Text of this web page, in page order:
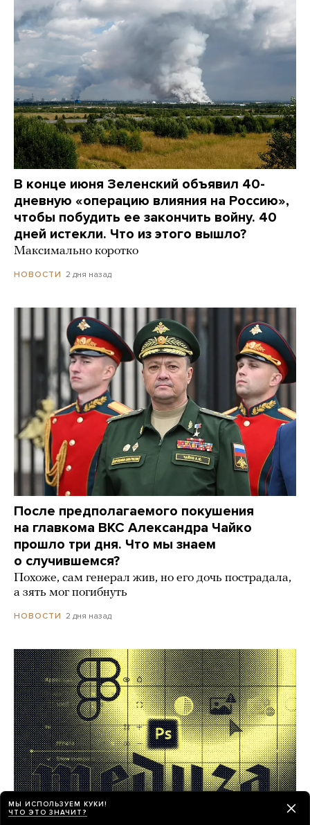
В конце июня Зеленский объявил 40-
дневную «операцию влияния на Россию»,
чтобы побудить ее закончить войну. 40
дней истекли. Что из этого вышло?
Максимально коротко
НОВОСТИ 2 дня назад
После предполагаемого покушения
на главкома ВКС Александра Чайко
прошло три дня. Что мы знаем
о случившемся?
Похоже, сам генерал жив, но его дочь пострадала,
а зять мог погибнуть
НОВОСТИ 2 дня назад
МЫ ИСПОЛЬЗУЕМ КУКИ!
ЧТО ЭТО ЗНАЧИТ?